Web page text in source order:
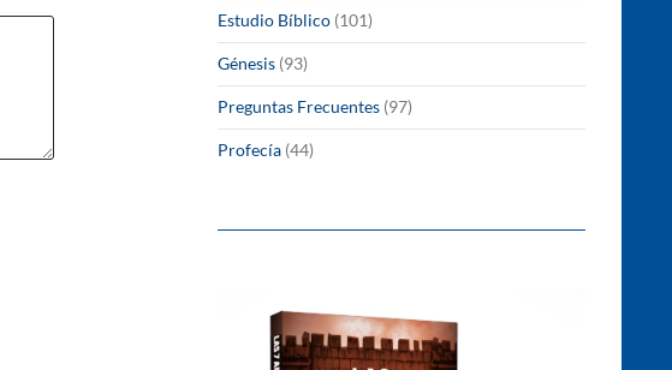
Estudio Bíblico (101)
Génesis (93)
Preguntas Frecuentes (97)
Profecía (44)